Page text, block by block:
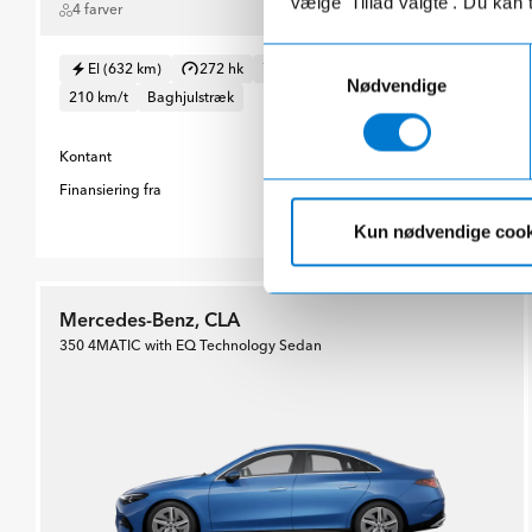
Nødvendige
Kun nødvendige
4 farver
El (632 km) 272 hk
7.4s (0-100 km/t)
210 km/t
Baghjulstræk
Kontant 419.900 kr.
Finansiering fra 4.145 kr./md.
Mercedes-Benz, CLA
350 4MATIC with EQ Technology Sedan